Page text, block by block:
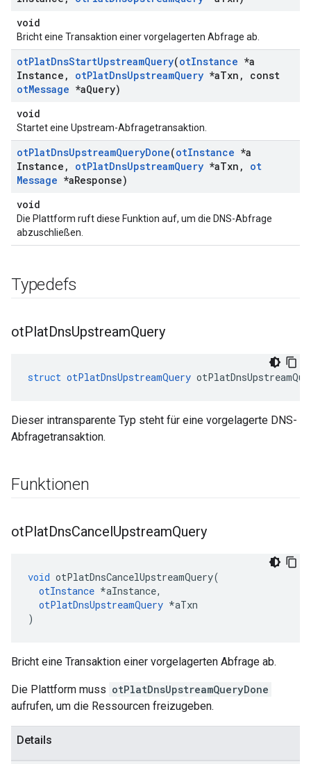
void
Bricht eine Transaktion einer vorgelagerten Abfrage ab.
otPlatDnsStartUpstreamQuery(otInstance *a
Instance , otPlatDnsUpstreamQuery *aTxn ,
const
otMessage *aQuery)
void
Startet eine Upstream-Abfragetransaktion.
otPlatDnsUpstreamQueryDone(otInstance *a
Instance , otPlatDnsUpstreamQuery *aTxn ,
ot
Message *aResponse)
void
Die Plattform ruft diese Funktion auf, um die DNS-Abfrage
abzuschließen.
Typedefs
otPlatDnsUpstreamQuery
struct otPlatDnsUpstreamQuery
Dieser intransparente Typ steht für eine vorgelagerte DNS-
Abfragetransaktion.
Funktionen
otPlatDnsCancelUpstreamQuery
void otPlatDnsCancelUpstreamQuery(
otInstance *aInstance,
otPlatDnsUpstreamQuery *aTxn
)
Bricht eine Transaktion einer vorgelagerten Abfrage ab.
Die Plattform muss otPlatDnsUpstreamQueryDone
aufrufen, um die Ressourcen freizugeben.
Details